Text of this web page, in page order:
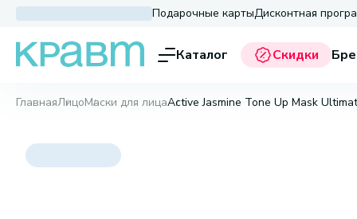
Подарочные картыДисконтная
Каталог Скидки
ГлавнаяЛицоМаски для лицаActive Jasmine Tone Up Mask